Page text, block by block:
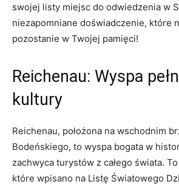
swojej listy miejsc do odwiedzenia w
niezapomniane doświadczenie, które
pozostanie w Twojej pamięci!
Reichenau: Wyspa
kultury
Reichenau, położona na wschodnim
Bodeńskiego, to wyspa bogata w
zachwyca turystów z całego świata.
które wpisano na Listę Światowego